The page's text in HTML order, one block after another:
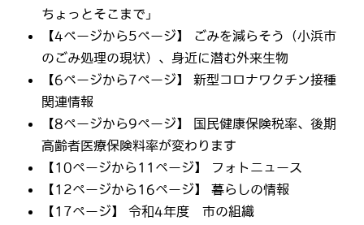
ちょっとそこまで」
【4ページから5ページ】 ごみを減らそう（小浜市
のごみ処理の現状）、身近に潜む外来生物
【6ページから7ページ】 新型コロナワクチン接種
関連情報
【8ページから9ページ】 国民健康保険税率、後期
高齢者医療保険料率が変わります
【10ページから11ページ】 フォトニュース
【12ページから16ページ】 暮らしの情報
【17ページ】 令和4年度 市の組織